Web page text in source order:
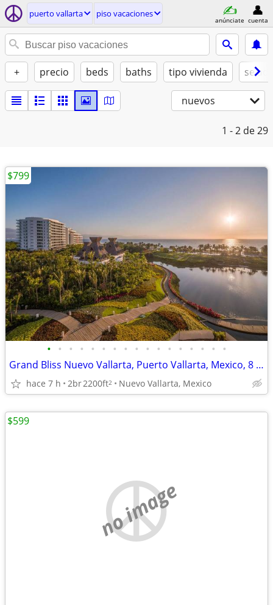
puerto vallarta piso vacaciones
anúnciate cuenta
+ precio beds baths tipo vivienda se
nuevos
1 - 2 de 29
• • • • • • • • • • • • • • • • •
Grand Bliss Nuevo Vallarta, Puerto Vallarta, Mexico, 8 Days, 7 Nights
hace 7 h 2br2200ft2 Nuevo Vallarta, Mexico
$799
no image
$599